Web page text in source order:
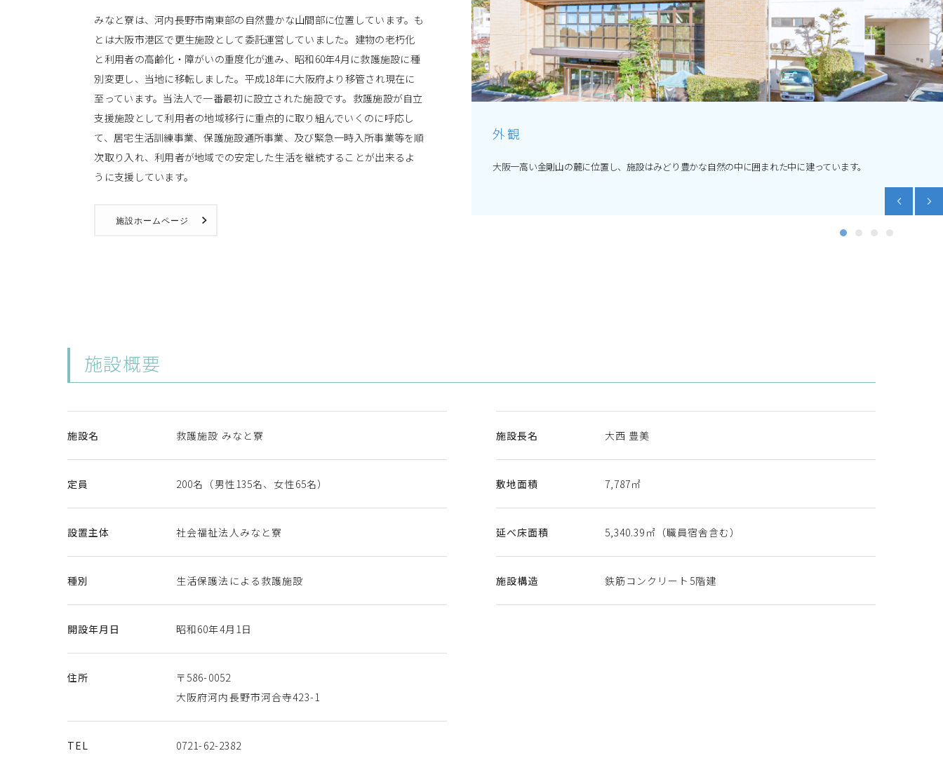
みなと寮は、河内長野市南東部の自然豊かな山間部に位置しています。も
とは大阪市港区で更生施設として委託運営していました。建物の老朽化
と利用者の高齢化・障がいの重度化が進み、昭和60年4月に救護施設に種
別変更し、当地に移転しました。平成18年に大阪府より移管され現在に
至っています。当法人で一番最初に設立された施設です。救護施設が自立
支援施設として利用者の地域移行に重点的に取り組んでいくのに呼応し
て、居宅生活訓練事業、保護施設通所事業、及び緊急一時入所事業等を順
次取り入れ、利用者が地域での安定した生活を継続することが出来るよ
うに支援しています。
施設ホームページ
自立に向けた取組として、作業訓練をプログラムに取り入れています。複数のプログラムから自分に合った
プログラムを選択していただき、就労自立にむけて参加していただいています。
外観
大阪一高い金剛山の麓に位置し、施設はみどり豊かな自然の中に囲まれた中に建っています。
施設概要
施設名 救護施設 みなと寮
定員 200名（男性135名、女性65名）
設置主体 社会福祉法人みなと寮
種別 生活保護法による救護施設
開設年月日 昭和60年4月1日
住所
〒586-0052
大阪府河内長野市河合寺423-1
TEL 0721-62-2382
施設長名 大西 豊美
敷地面積 7,787㎡
延べ床面積 5,340.39㎡（職員宿舎含む）
施設構造 鉄筋コンクリート5階建